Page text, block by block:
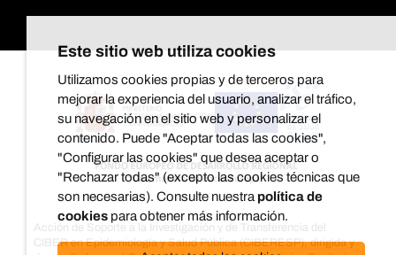
Acción de Soporte a la Investigación y de Transferencia del
CIBER en Epidemiología y Salud Pública (CIBERESP), dirigida y
Este sitio web utiliza cookies
Utilizamos cookies propias y de terceros para
mejorar la experiencia del usuario, analizar el tráfico,
su navegación en el sitio web y personalizar el
contenido. Puede "Aceptar todas las cookies",
"Configurar las cookies" que desea aceptar o
"Rechazar todas" (excepto las cookies técnicas que
son necesarias). Consulte nuestra política de
cookies para obtener más información.